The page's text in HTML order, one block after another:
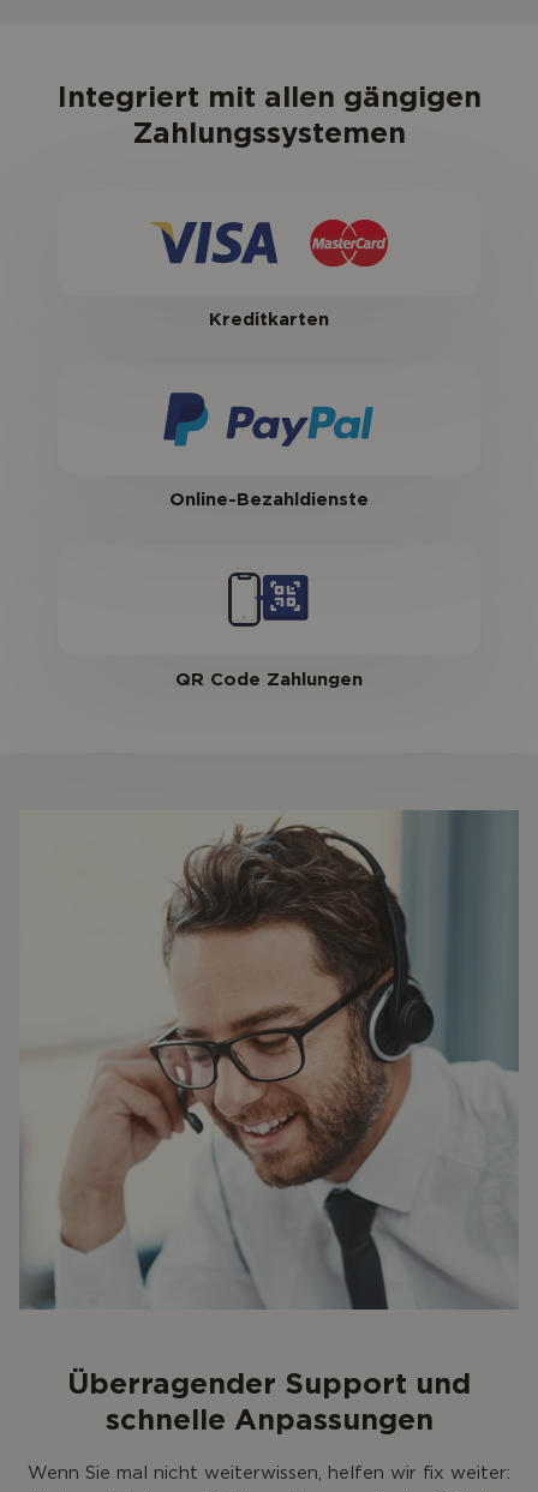
Integriert mit allen gängigen
Zahlungssystemen
Kreditkarten
Online-Bezahldienste
QR Code Zahlungen
Überragender Support und
schnelle Anpassungen
Wenn Sie mal nicht weiterwissen, helfen wir fix weiter: